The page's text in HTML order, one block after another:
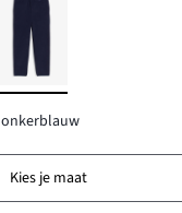
Kies je maat